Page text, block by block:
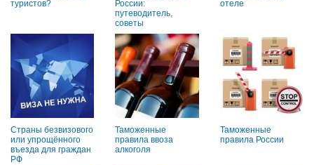
туристов?
России:
путеводитель,
советы
отеле
Страны безвизового
или упрощённого
въезда для граждан
РФ
Таможенные
правила ввоза
алкоголя
Таможенные
правила России